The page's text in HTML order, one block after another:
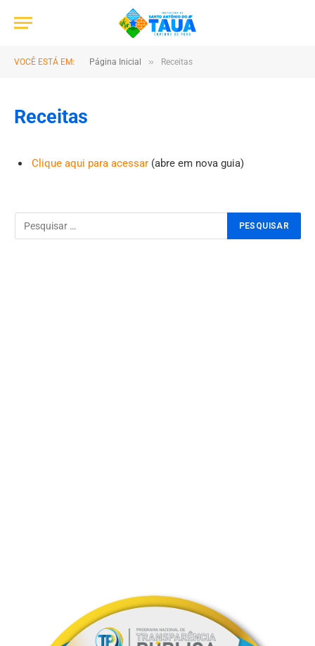
VOCÊ ESTÁ EM: Página Inicial » Receitas
Receitas
Clique aqui para acessar (abre em nova guia)